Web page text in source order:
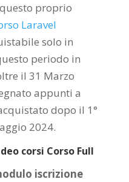
proprio
Laravel
solo in
periodo in
il 31 Marzo
appunti a
dopo il 1°
2024.
corsi Corso Full
iscrizione